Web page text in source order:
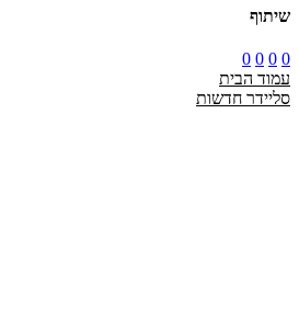
שיתוף
0
0
0
0
עמוד הבית
סליידר חדשות